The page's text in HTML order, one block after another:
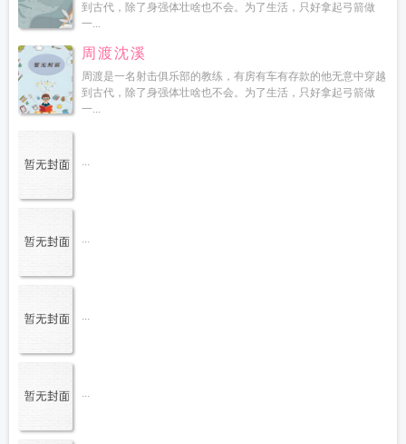
到古代，除了身强体壮啥也不会。为了生活，只好拿起弓箭做
一...
周渡沈溪
周渡是一名射击俱乐部的教练，有房有车有存款的他无意中穿越
到古代，除了身强体壮啥也不会。为了生活，只好拿起弓箭做
一...
...
...
...
...